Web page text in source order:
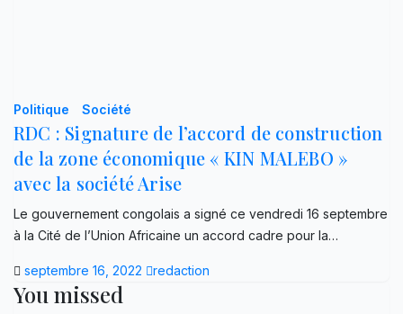
Politique Société
RDC : Signature de l’accord de construction
de la zone économique « KIN MALEBO »
avec la société Arise
Le gouvernement congolais a signé ce vendredi 16 septembre
à la Cité de l’Union Africaine un accord cadre pour la…
septembre 16, 2022 redaction
You missed